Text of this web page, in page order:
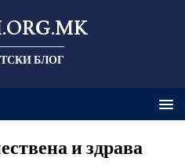
БЛОГ
и здрава